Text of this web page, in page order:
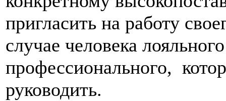
пригласить на работу
случае человека
профессионального,
руководить.